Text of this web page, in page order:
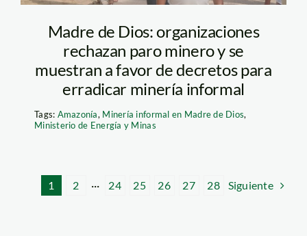
Madre de Dios: organizaciones
rechazan paro minero y se
muestran a favor de decretos para
erradicar minería informal
Tags: Amazonía, Minería informal en Madre de Dios,
Ministerio de Energía y Minas
1 2 ··· 24 25 26 27 28 Siguiente